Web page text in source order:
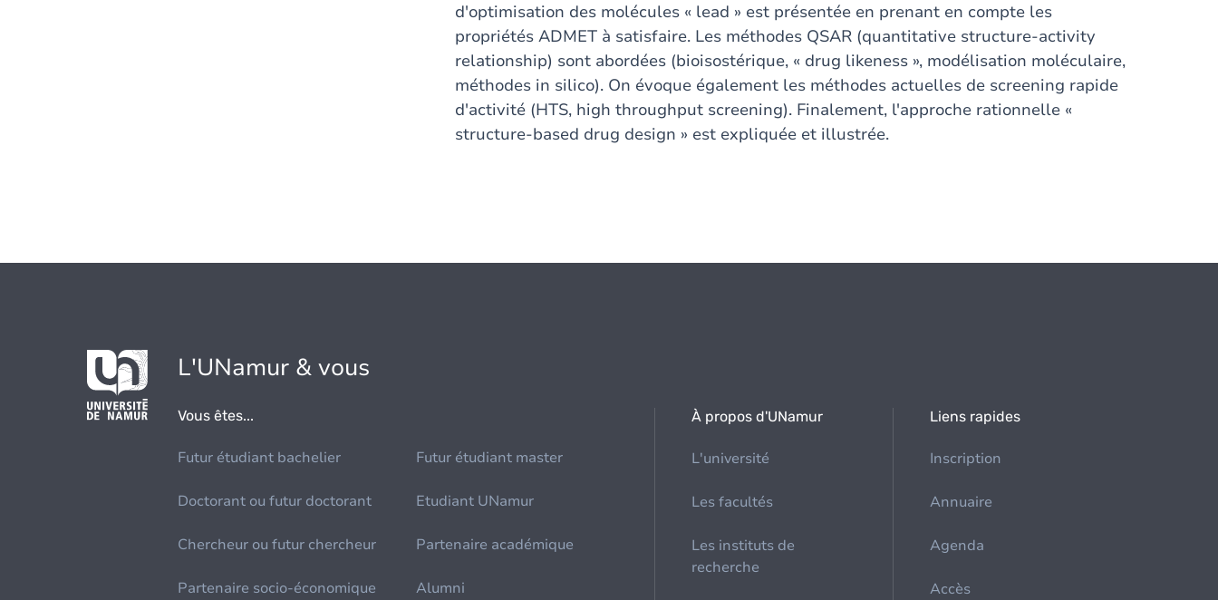
d'optimisation des molécules « lead » est présentée en prenant en compte les
propriétés ADMET à satisfaire. Les méthodes QSAR (quantitative structure-activity
relationship) sont abordées (bioisostérique, « drug likeness », modélisation moléculaire,
méthodes in silico). On évoque également les méthodes actuelles de screening rapide
d'activité (HTS, high throughput screening). Finalement, l'approche rationnelle «
structure-based drug design » est expliquée et illustrée.
L'UNamur & vous
Vous êtes...
Futur étudiant bachelier Futur étudiant master
Doctorant ou futur doctorant Etudiant UNamur
Chercheur ou futur chercheur Partenaire académique
Partenaire socio-économique Alumni
À propos d'UNamur
L'université
Les facultés
Les instituts de
recherche
Liens rapides
Inscription
Annuaire
Agenda
Accès